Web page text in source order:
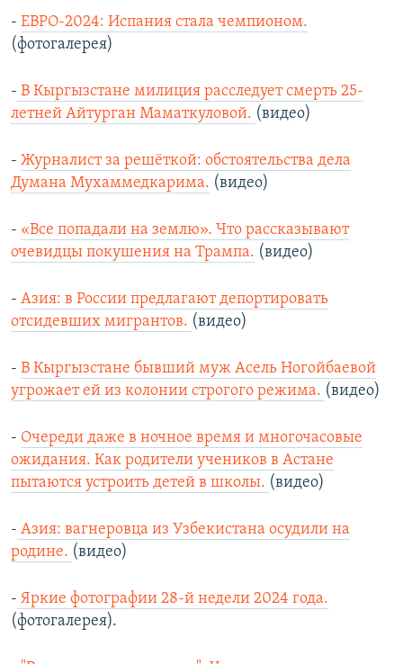
- ЕВРО-2024: Испания стала чемпионом.
(фотогалерея)
- В Кыргызстане милиция расследует смерть 25-
летней Айтурган Маматкуловой. (видео)
- Журналист за решёткой: обстоятельства дела
Думана Мухаммедкарима. (видео)
- «Все попадали на землю». Что рассказывают
очевидцы покушения на Трампа. (видео)
- Азия: в России предлагают депортировать
отсидевших мигрантов. (видео)
- В Кыргызстане бывший муж Асель Ногойбаевой
угрожает ей из колонии строгого режима. (видео)
- Очереди даже в ночное время и многочасовые
ожидания. Как родители учеников в Астане
пытаются устроить детей в школы. (видео)
- Азия: вагнеровца из Узбекистана осудили на
родине. (видео)
- Яркие фотографии 28-й недели 2024 года.
(фотогалерея).